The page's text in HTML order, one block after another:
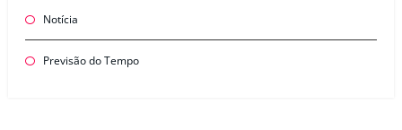
Notícia
Previsão do Tempo